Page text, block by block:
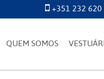
+351 232 620
QUEM SOMOS